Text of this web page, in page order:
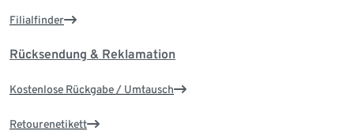
Filialfinder
Rücksendung & Reklamation
Kostenlose Rückgabe / Umtausch
Retourenetikett